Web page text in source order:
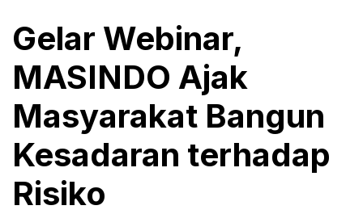
Gelar Webinar,
MASINDO Ajak
Masyarakat Bangun
Kesadaran terhadap
Risiko